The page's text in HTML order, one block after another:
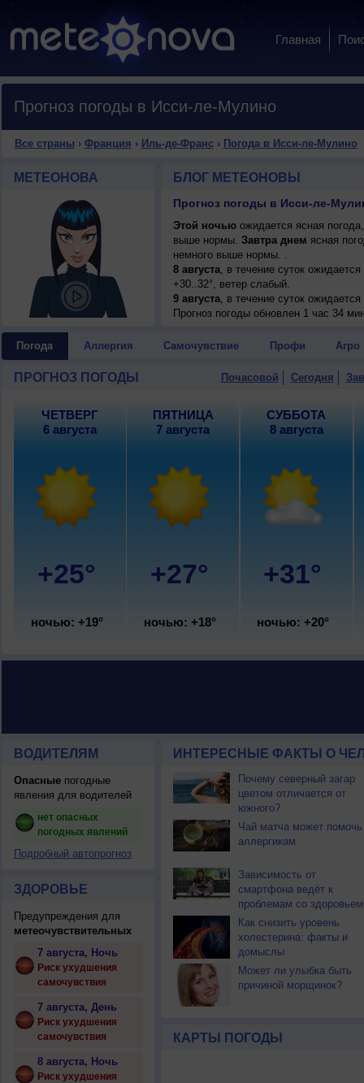
Главная
Прогноз погоды в Исси-ле-Мулино
Все страны › Франция › Иль-де-Франс› Погода в Исси-ле-Мулино
МЕТЕОНОВА БЛОГ МЕТЕОНОВЫ
Прогноз погоды в Исси-ле-
Этой ночьюожидается ясная
выше нормы. Завтра днем ясная
немного выше нормы. .
8 августа, в течение суток
+30..32°, ветер слабый.
9 августа, в течение суток
днем +28..30°, ветер юго-западный,
ветер южный, умеренный.
Прогноз погоды обновлен 1 час 34
Погода Аллергия Самочувствие Профи Агро
ПРОГНОЗ ПОГОДЫ Почасовой Сегодня
ЧЕТВЕРГ
6 августа
+25°
ночью: +19°
ПЯТНИЦА
7 августа
+27°
ночью: +18°
СУББОТА
8 августа
+31°
ночью: +20°
ВОДИТЕЛЯМ
Опасныепогодные
явления для водителей
нет опасных
погодных явлений
Подробный автопрогноз
ЗДОРОВЬЕ
Предупреждения для
метеочувствительных
7 августа, Ночь
Риск ухудшения
самочувствия
7 августа, День
Риск ухудшения
самочувствия
8 августа, Ночь
Риск ухудшения
ИНТЕРЕСНЫЕ ФАКТЫ О
Почему северный загар
цветом отличается от
южного?
Чай матча может помочь
аллергикам
Зависимость от
смартфона ведёт к
проблемам со здоровьем
Как снизить уровень
холестерина: факты и
домыслы
Может ли улыбка быть
причиной морщинок?
КАРТЫ ПОГОДЫ